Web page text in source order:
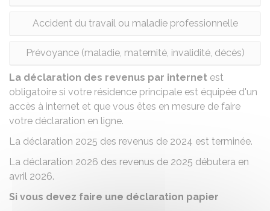
Accident du travail ou maladie professionnelle
Prévoyance (maladie, maternité, invalidité, décès)
La déclaration des revenus par internet est
obligatoire si votre résidence principale est équipée d'un
accès à internet et que vous êtes en mesure de faire
votre déclaration en ligne.
La déclaration 2025 des revenus de 2024 est terminée.
La déclaration 2026 des revenus de 2025 débutera en
avril 2026.
Si vous devez faire une déclaration papier